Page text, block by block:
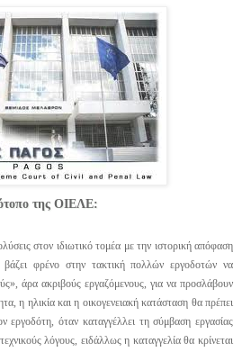
της ΟΙΕΛΕ:
στον ιδιωτικό τομέα με την ιστορική απόφαση
φρένο στην τακτική πολλών εργοδοτών να
άρα ακριβούς εργαζόμενους, για να προσλάβουν
η ηλικία και η οικογενειακή κατάσταση θα πρέπει
εργοδότη, όταν καταγγέλλει τη σύμβαση εργασίας
λόγους, ειδάλλως η καταγγελία θα κρίνεται